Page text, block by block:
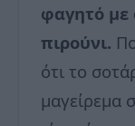
φαγητό
πιρούνι.
ότι το
μαγείρεμα